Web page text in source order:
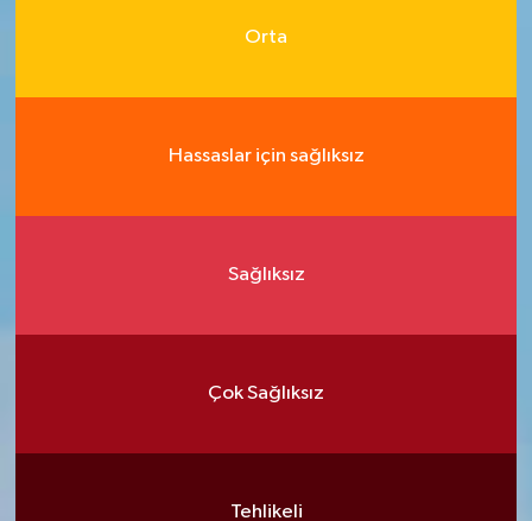
Orta
Hassaslar için sağlıksız
Sağlıksız
Çok Sağlıksız
Tehlikeli